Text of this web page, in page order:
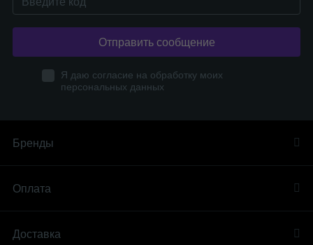
Отправить сообщение
Я даю согласие на обработку моих
персональных данных
Бренды
Оплата
Доставка